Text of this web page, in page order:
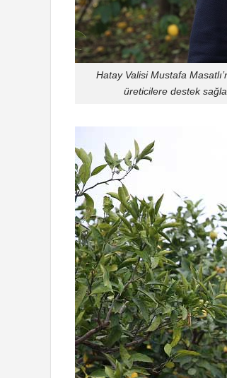
Hatay Valisi Mustafa
üreticilere destek